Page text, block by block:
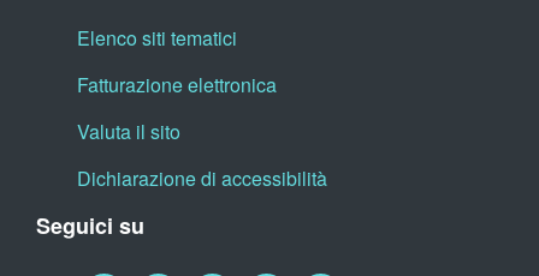
Elenco siti tematici
Fatturazione elettronica
Valuta il sito
Dichiarazione di accessibilità
Seguici su